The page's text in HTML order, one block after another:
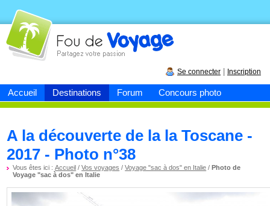
Accueil Destinations Forum Concours photo
Fou devoyage
Se connecter Inscription
A la découverte de la la Toscane -
2017 - Photo n°38
Vous êtes ici :Accueil /Vos voyages /Voyage "sac à dos" en Italie /Photo de
Voyage "sac à dos" en Italie